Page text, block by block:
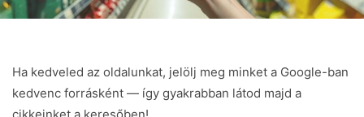
Ha kedveled az oldalunkat, jelölj meg minket a Google-ban
kedvenc forrásként — így gyakrabban látod majd a
cikkeinket a keresőben!